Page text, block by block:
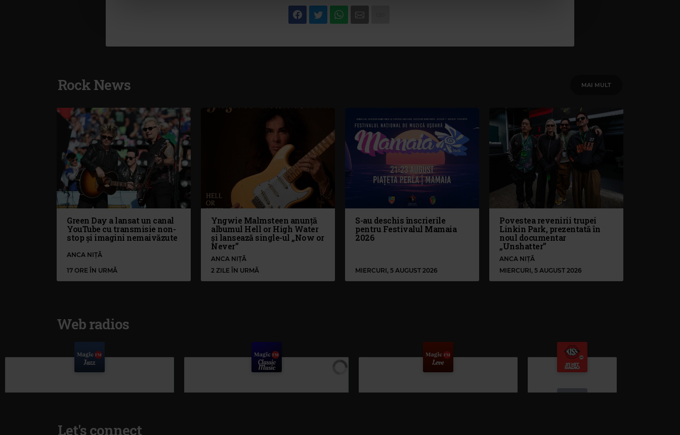
Rock News MAI MULT
Green Day a lansat un canal
YouTube cu transmisie non-
stop și imagini nemaivăzute
ANCA NIȚĂ
17 ORE ÎN URMĂ
Yngwie Malmsteen anunță
albumul Hell or High Water
și lansează single-ul „Now or
Never”
ANCA NIȚĂ
2 ZILE ÎN URMĂ
S-au deschis înscrierile
pentru Festivalul Mamaia
2026
MIERCURI, 5 AUGUST 2026
Povestea revenirii trupei
Linkin Park, prezentată în
noul documentar
„Unshatter”
ANCA NIȚĂ
MIERCURI, 5 AUGUST 2026
Web radios
Let's connect